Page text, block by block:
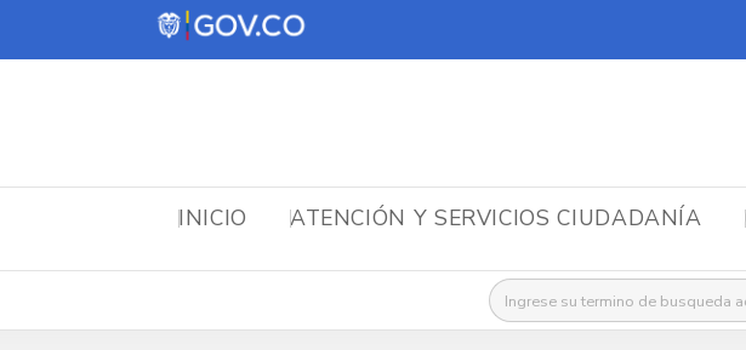
INICIO ATENCIÓN Y SERVICIOS CIUDADANÍA
Buscar: